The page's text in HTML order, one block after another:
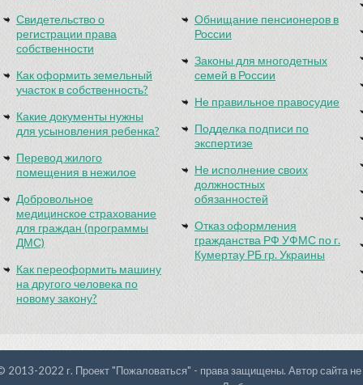
Свидетельство о
регистрации права
собственности
Как оформить земельный
участок в собственность?
Какие документы нужны
для усыновления ребенка?
Перевод жилого
помещения в нежилое
Добровольное
медицинское страхование
для граждан (программы
ДМС)
Как переоформить машину
на другого человека по
новому закону?
Обнищание пенсионеров в
России
Законы для многодетных
семей в России
Не правильное правосудие
Подделка подписи по
экспертизе
Не исполнение своих
должностных
обязанностей
Отказ оформления
гражданства РФ УФМС по г.
Кумертау РБ гр. Украины
2013-2022 г. Проект "Пожаловаться" - права защищены. Автор сайта не